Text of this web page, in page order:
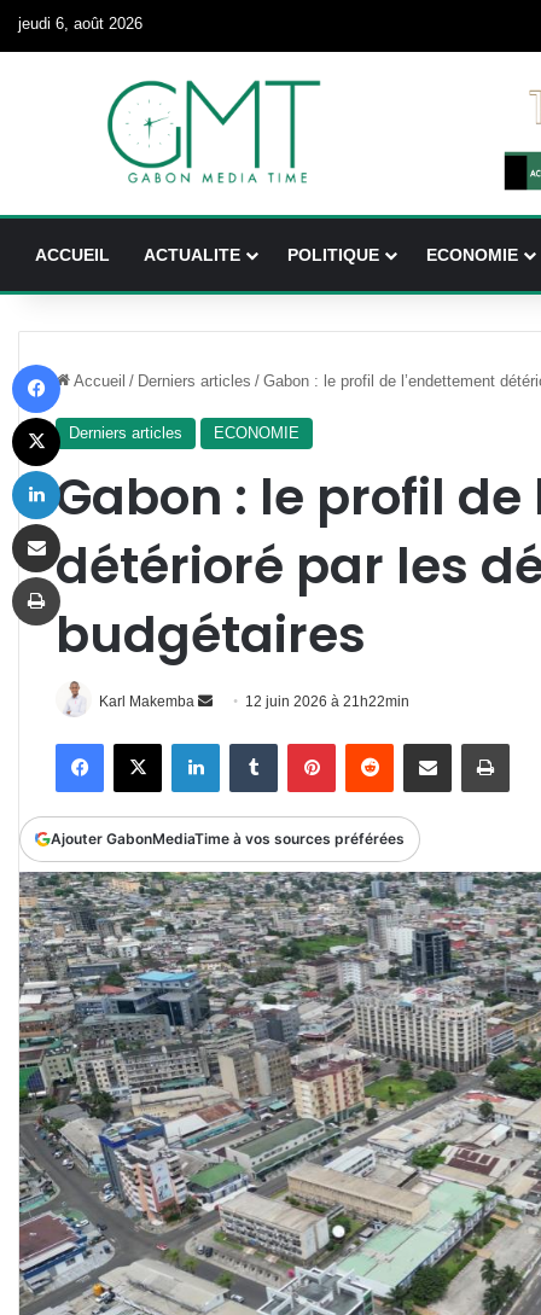
jeudi 6, août 2026
ACCUEIL ACTUALITE POLITIQUE ECONOMIE
Accueil / Derniers articles / Gabon : le profil de l’endettement
Derniers articles ECONOMIE
Gabon : le profil
détérioré par les
budgétaires
Karl Makemba
Envoyer
courriel
12 juin 2026 à 21h22min
FacebookX LinkedinTumblr PinterestReddit Partager par email
Ajouter GabonMediaTime à vos sources préférées
X
Imprimer